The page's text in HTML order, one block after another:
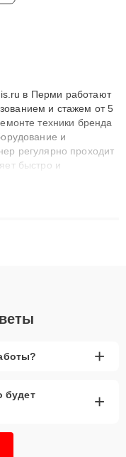
в Перми работают
и стажем от 5
техники бренда
и
регулярно проходит
быстро и
решают
+
будет
+